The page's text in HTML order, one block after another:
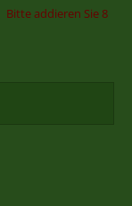
Bitte addieren Sie 8